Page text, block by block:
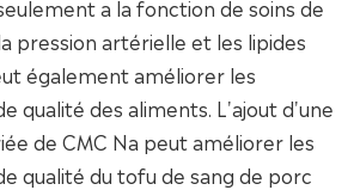
a la fonction de soins de
pression artérielle et les lipides
également améliorer les
qualité des aliments. L'ajout d'une
de CMC Na peut améliorer les
qualité du tofu de sang de porc